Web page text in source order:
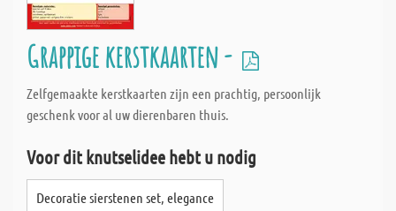
Grappige kerstkaarten -
Zelfgemaakte kerstkaarten zijn een prachtig, persoonlijk
geschenk voor al uw dierenbaren thuis.
Voor dit knutselidee hebt u nodig
Decoratie sierstenen set, elegance